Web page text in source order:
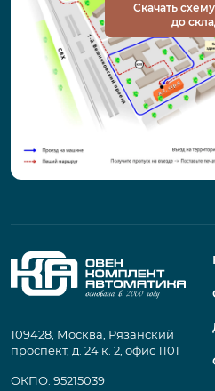
Скачать
до
109428, Москва, Рязанский
проспект, д. 24 к. 2, офис 1101
ОКПО: 95215039